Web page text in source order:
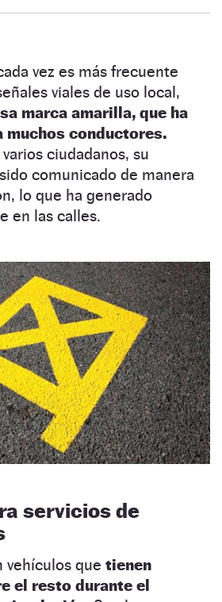
vez es más frecuente
viales de uso local,
marca amarilla, que ha
muchos conductores.
ciudadanos, su
comunicado de manera
lo que ha generado
en las calles.
servicios de
vehículos que tienen
el resto durante el